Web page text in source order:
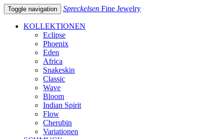
Toggle navigation Spreckelsen Fine Jewelry
KOLLEKTIONEN
Eclipse
Phoenix
Eden
Africa
Snakeskin
Classic
Wave
Bloom
Indian Spirit
Flow
Cherubin
Variationen